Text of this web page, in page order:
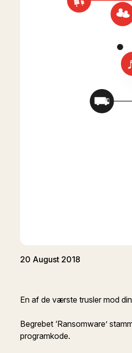
20 August 2018
En af de værste trusler mod
Begrebet ‘Ransomware’
programkode.